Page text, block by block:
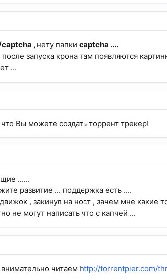
, нету папки captcha ....
запуска крона там появляются
...
Вы можете создать торрент трекер!
......
развитие ... поддержка есть ....
, закинул на ност , зачем мне какие
не могут написать что с капчей ...
читаем http://torrentpier.com/